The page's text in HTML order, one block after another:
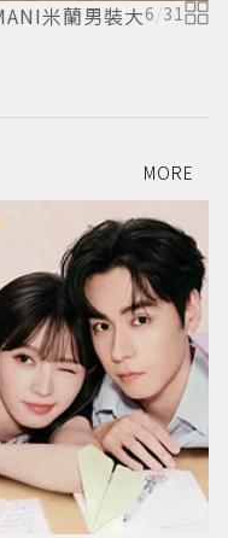
米蘭男裝大6/31
MORE